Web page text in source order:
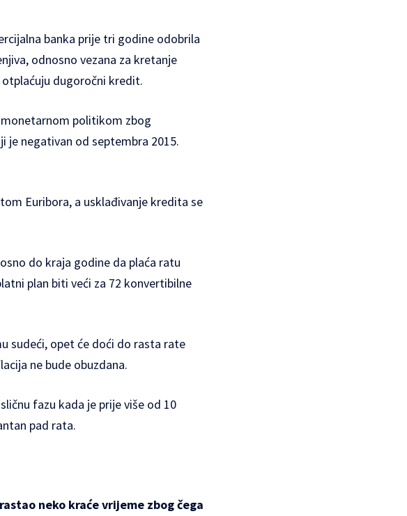
banka prije tri godine odobrila
odnosno vezana za kretanje
dugoročni kredit.
politikom zbog
je negativan od septembra 2015.
Euribora, a usklađivanje kredita se
do kraja godine da plaća ratu
plan biti veći za 72 konvertibilne
sudeći, opet će doći do rasta rate
ne bude obuzdana.
fazu kada je prije više od 10
pad rata.
neko kraće vrijeme zbog čega